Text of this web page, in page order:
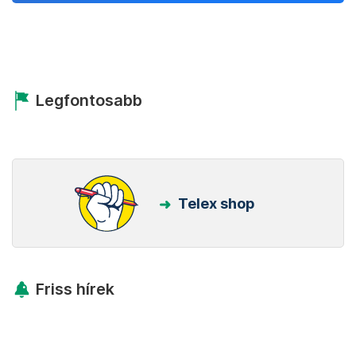
Legfontosabb
Telex shop
Friss hírek